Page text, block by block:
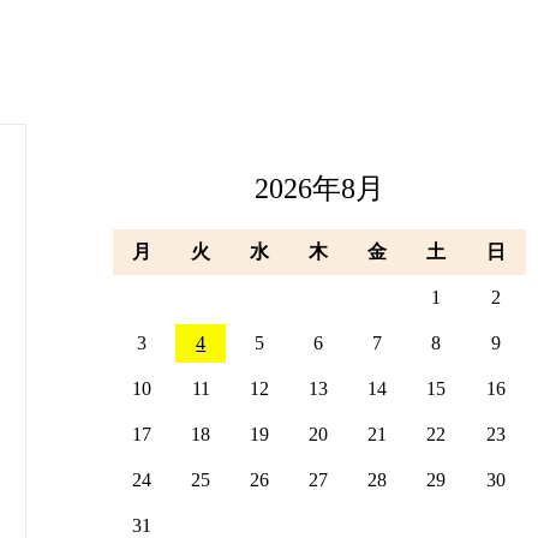
2026年8月
月 火 水 木 金 土 日
1 2
3 4 5 6 7 8 9
10 11 12 13 14 15 16
17 18 19 20 21 22 23
24 25 26 27 28 29 30
31